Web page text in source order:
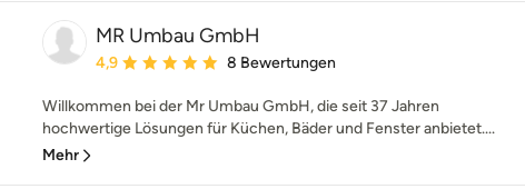
MR Umbau GmbH
Durchschnittliche Bewertung: 4.9 von 5 Sternen
4,9 8 Bewertungen
Willkommen bei der Mr Umbau GmbH, die seit 37 Jahren
hochwertige Lösungen für Küchen, Bäder und Fenster anbietet....
Mehr